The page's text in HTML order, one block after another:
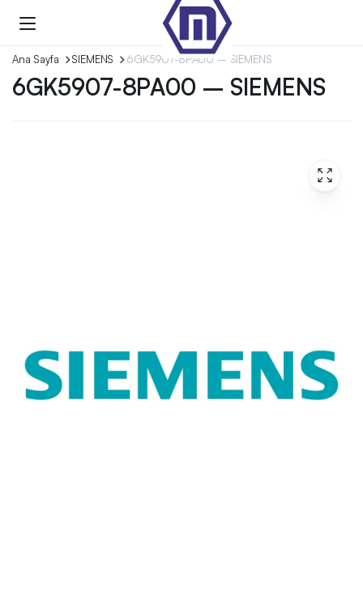
Ana Sayfa SIEMENS 6GK5907-8PA00 – SIEMENS
6GK5907-8PA00 – SIEMENS